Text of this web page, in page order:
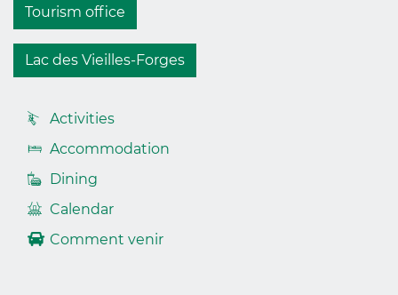
Tourism office
Lac des Vieilles-Forges
Accès
footer
Activities
Accommodation
Dining
Calendar
Comment venir